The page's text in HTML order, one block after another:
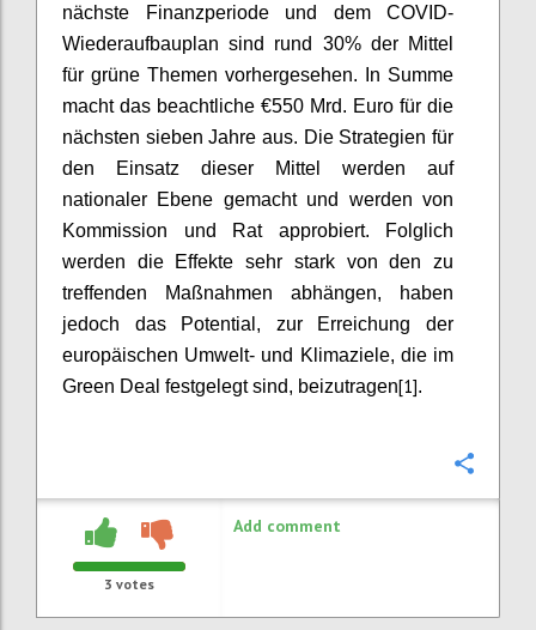
nächste Finanzperiode und dem COVID-
Wiederaufbauplan sind rund 30% der Mittel
für grüne Themen vorhergesehen. In Summe
macht das beachtliche €550 Mrd. Euro für die
nächsten sieben Jahre aus. Die Strategien für
den Einsatz dieser Mittel werden auf
nationaler Ebene gemacht und werden von
Kommission und Rat approbiert. Folglich
werden die Effekte sehr stark von den zu
treffenden Maßnahmen abhängen, haben
jedoch das Potential, zur Erreichung der
europäischen Umwelt- und Klimaziele, die im
Green Deal festgelegt sind, beizutragen[1].
3 votes
Add comment